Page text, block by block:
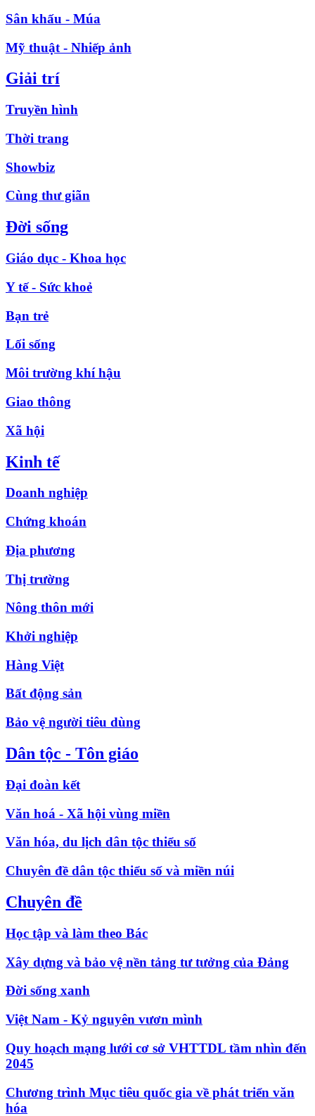
Sân khấu - Múa
Mỹ thuật - Nhiếp ảnh
Giải trí
Truyền hình
Thời trang
Showbiz
Cùng thư giãn
Đời sống
Giáo dục - Khoa học
Y tế - Sức khoẻ
Bạn trẻ
Lối sống
Môi trường khí hậu
Giao thông
Xã hội
Kinh tế
Doanh nghiệp
Chứng khoán
Địa phương
Thị trường
Nông thôn mới
Khởi nghiệp
Hàng Việt
Bất động sản
Bảo vệ người tiêu dùng
Dân tộc - Tôn giáo
Đại đoàn kết
Văn hoá - Xã hội vùng miền
Văn hóa, du lịch dân tộc thiểu số
Chuyên đề dân tộc thiểu số và miền núi
Chuyên đề
Học tập và làm theo Bác
Xây dựng và bảo vệ nền tảng tư tưởng của Đảng
Đời sống xanh
Việt Nam - Kỷ nguyên vươn mình
Quy hoạch mạng lưới cơ sở VHTTDL tầm nhìn đến
2045
Chương trình Mục tiêu quốc gia về phát triển văn
hóa